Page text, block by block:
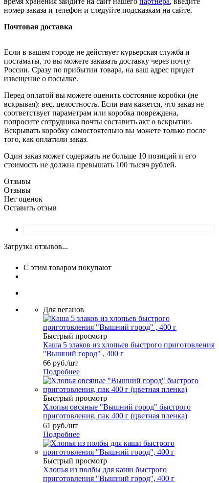
номер заказа и телефон и следуйте подсказкам на сайте.
Почтовая доставка
Если в вашем городе не действует курьерская служба и
постаматы, то вы можете заказать доставку через почту
России. Сразу по прибытии товара, на ваш адрес придет
извещение о посылке.
Перед оплатой вы можете оценить состояние коробки (не
вскрывая): вес, целостность. Если вам кажется, что заказ не
соответствует параметрам или коробка повреждена,
попросите сотрудника почты составить акт о вскрытии.
Вскрывать коробку самостоятельно вы можете только после
того, как оплатили заказ.
Один заказ может содержать не больше 10 позиций и его
стоимость не должна превышать 100 тысяч рублей.
Отзывы
Отзывы
Нет оценок
Оставить отзыв
Загрузка отзывов...
С этим товаром покупают
Для веганов
Быстрый просмотр
Каша 5 злаков из хлопьев быстрого приготовления
"Вышний город" , 400 г
66 руб./шт
Подробнее
Быстрый просмотр
Хлопья овсяные "Вышний город" быстрого
приготовления, пак 400 г (цветная пленка)
61 руб./шт
Подробнее
Быстрый просмотр
Хлопья из полбы для каши быстрого
приготовления "Вышний город", 400 г